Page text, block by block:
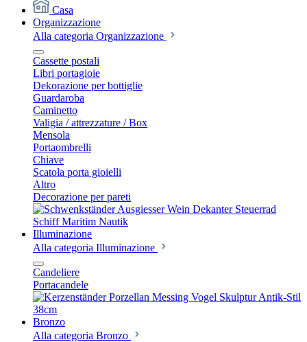
Casa
Organizzazione
Alla categoria Organizzazione
Cassette postali
Libri portagioie
Dekorazione per bottiglie
Guardaroba
Caminetto
Valigia / attrezzature / Box
Mensola
Portaombrelli
Chiave
Scatola porta gioielli
Altro
Decorazione per pareti
Illuminazione
Alla categoria Illuminazione
Candeliere
Portacandele
Bronzo
Alla categoria Bronzo